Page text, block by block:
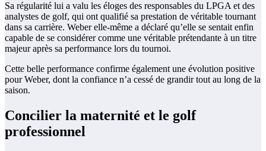
Sa régularité lui a valu les éloges des responsables du LPGA et des
analystes de golf, qui ont qualifié sa prestation de véritable tournant
dans sa carrière. Weber elle-même a déclaré qu’elle se sentait enfin
capable de se considérer comme une véritable prétendante à un titre
majeur après sa performance lors du tournoi.
Cette belle performance confirme également une évolution positive
pour Weber, dont la confiance n’a cessé de grandir tout au long de la
saison.
Concilier la maternité et le golf
professionnel